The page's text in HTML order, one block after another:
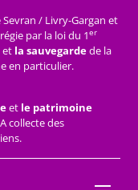
Sevran / Livry-Gargan et
par la loi du 1er
et la sauvegardede la
en particulier.
et le patrimoine
collecte des